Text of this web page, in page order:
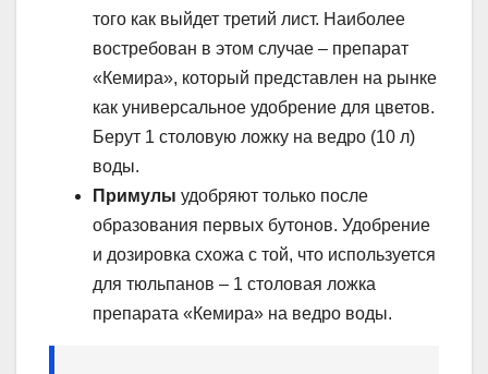
того как выйдет третий лист. Наиболее
востребован в этом случае – препарат
«Кемира», который представлен на рынке
как универсальное удобрение для цветов.
Берут 1 столовую ложку на ведро (10 л)
воды.
Примулы удобряют только после
образования первых бутонов. Удобрение
и дозировка схожа с той, что используется
для тюльпанов – 1 столовая ложка
препарата «Кемира» на ведро воды.